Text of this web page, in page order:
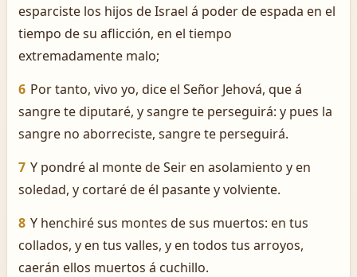
esparciste los hijos de Israel á poder de espada en el
tiempo de su aflicción, en el tiempo
extremadamente malo;
6 Por tanto, vivo yo, dice el Señor Jehová, que á
sangre te diputaré, y sangre te perseguirá: y pues la
sangre no aborreciste, sangre te perseguirá.
7 Y pondré al monte de Seir en asolamiento y en
soledad, y cortaré de él pasante y volviente.
8 Y henchiré sus montes de sus muertos: en tus
collados, y en tus valles, y en todos tus arroyos,
caerán ellos muertos á cuchillo.